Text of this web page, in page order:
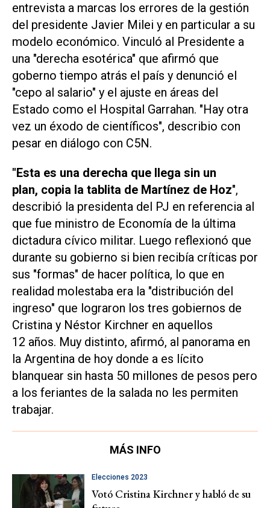
entrevista a marcas los errores de la gestión
del presidente Javier Milei y en particular a su
modelo económico. Vinculó al Presidente a
una "derecha esotérica" que afirmó que
goberno tiempo atrás el país y denunció el
"cepo al salario" y el ajuste en áreas del
Estado como el Hospital Garrahan. "Hay otra
vez un éxodo de científicos", describio con
pesar en diálogo con C5N.
"Esta es una derecha que llega sin un
plan, copia la tablita de Martínez de Hoz",
describió la presidenta del PJ en referencia al
que fue ministro de Economía de la última
dictadura cívico militar. Luego reflexionó que
durante su gobierno si bien recibía críticas por
sus "formas" de hacer política, lo que en
realidad molestaba era la "distribución del
ingreso" que lograron los tres gobiernos de
Cristina y Néstor Kirchner en aquellos
12 años. Muy distinto, afirmó, al panorama en
la Argentina de hoy donde a es lícito
blanquear sin hasta 50 millones de pesos pero
a los feriantes de la salada no les permiten
trabajar.
MÁS INFO
Elecciones 2023
Votó Cristina Kirchner y habló de su